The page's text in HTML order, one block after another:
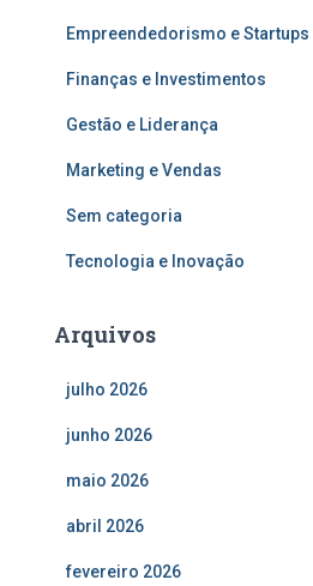
Empreendedorismo e Startups
Finanças e Investimentos
Gestão e Liderança
Marketing e Vendas
Sem categoria
Tecnologia e Inovação
Arquivos
julho 2026
junho 2026
maio 2026
abril 2026
fevereiro 2026